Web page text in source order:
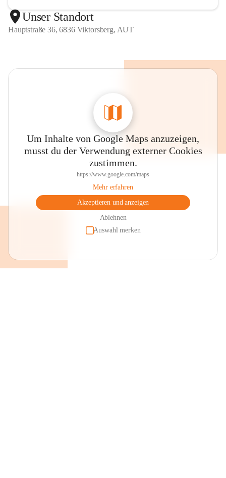
Unser Standort
Hauptstraße 36, 6836 Viktorsberg, AUT
Um Inhalte von Google Maps anzuzeigen,
musst du der Verwendung externer Cookies
zustimmen.
https://www.google.com/maps
Mehr erfahren
Akzeptieren und anzeigen
Ablehnen
Auswahl merken